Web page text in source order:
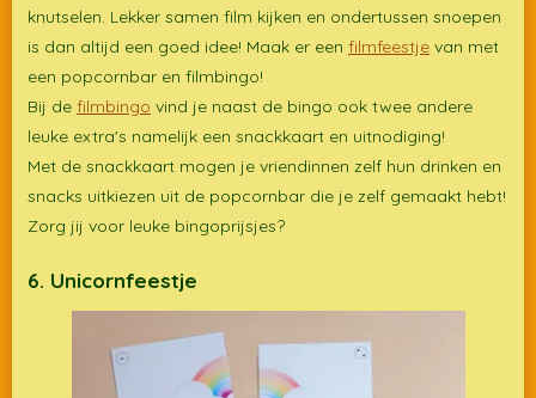
knutselen. Lekker samen film kijken en ondertussen snoepen
is dan altijd een goed idee! Maak er een filmfeestje van met
een popcornbar en filmbingo!
Bij de filmbingo vind je naast de bingo ook twee andere
leuke extra's namelijk een snackkaart en uitnodiging!
Met de snackkaart mogen je vriendinnen zelf hun drinken en
snacks uitkiezen uit de popcornbar die je zelf gemaakt hebt!
Zorg jij voor leuke bingoprijsjes?
6. Unicornfeestje